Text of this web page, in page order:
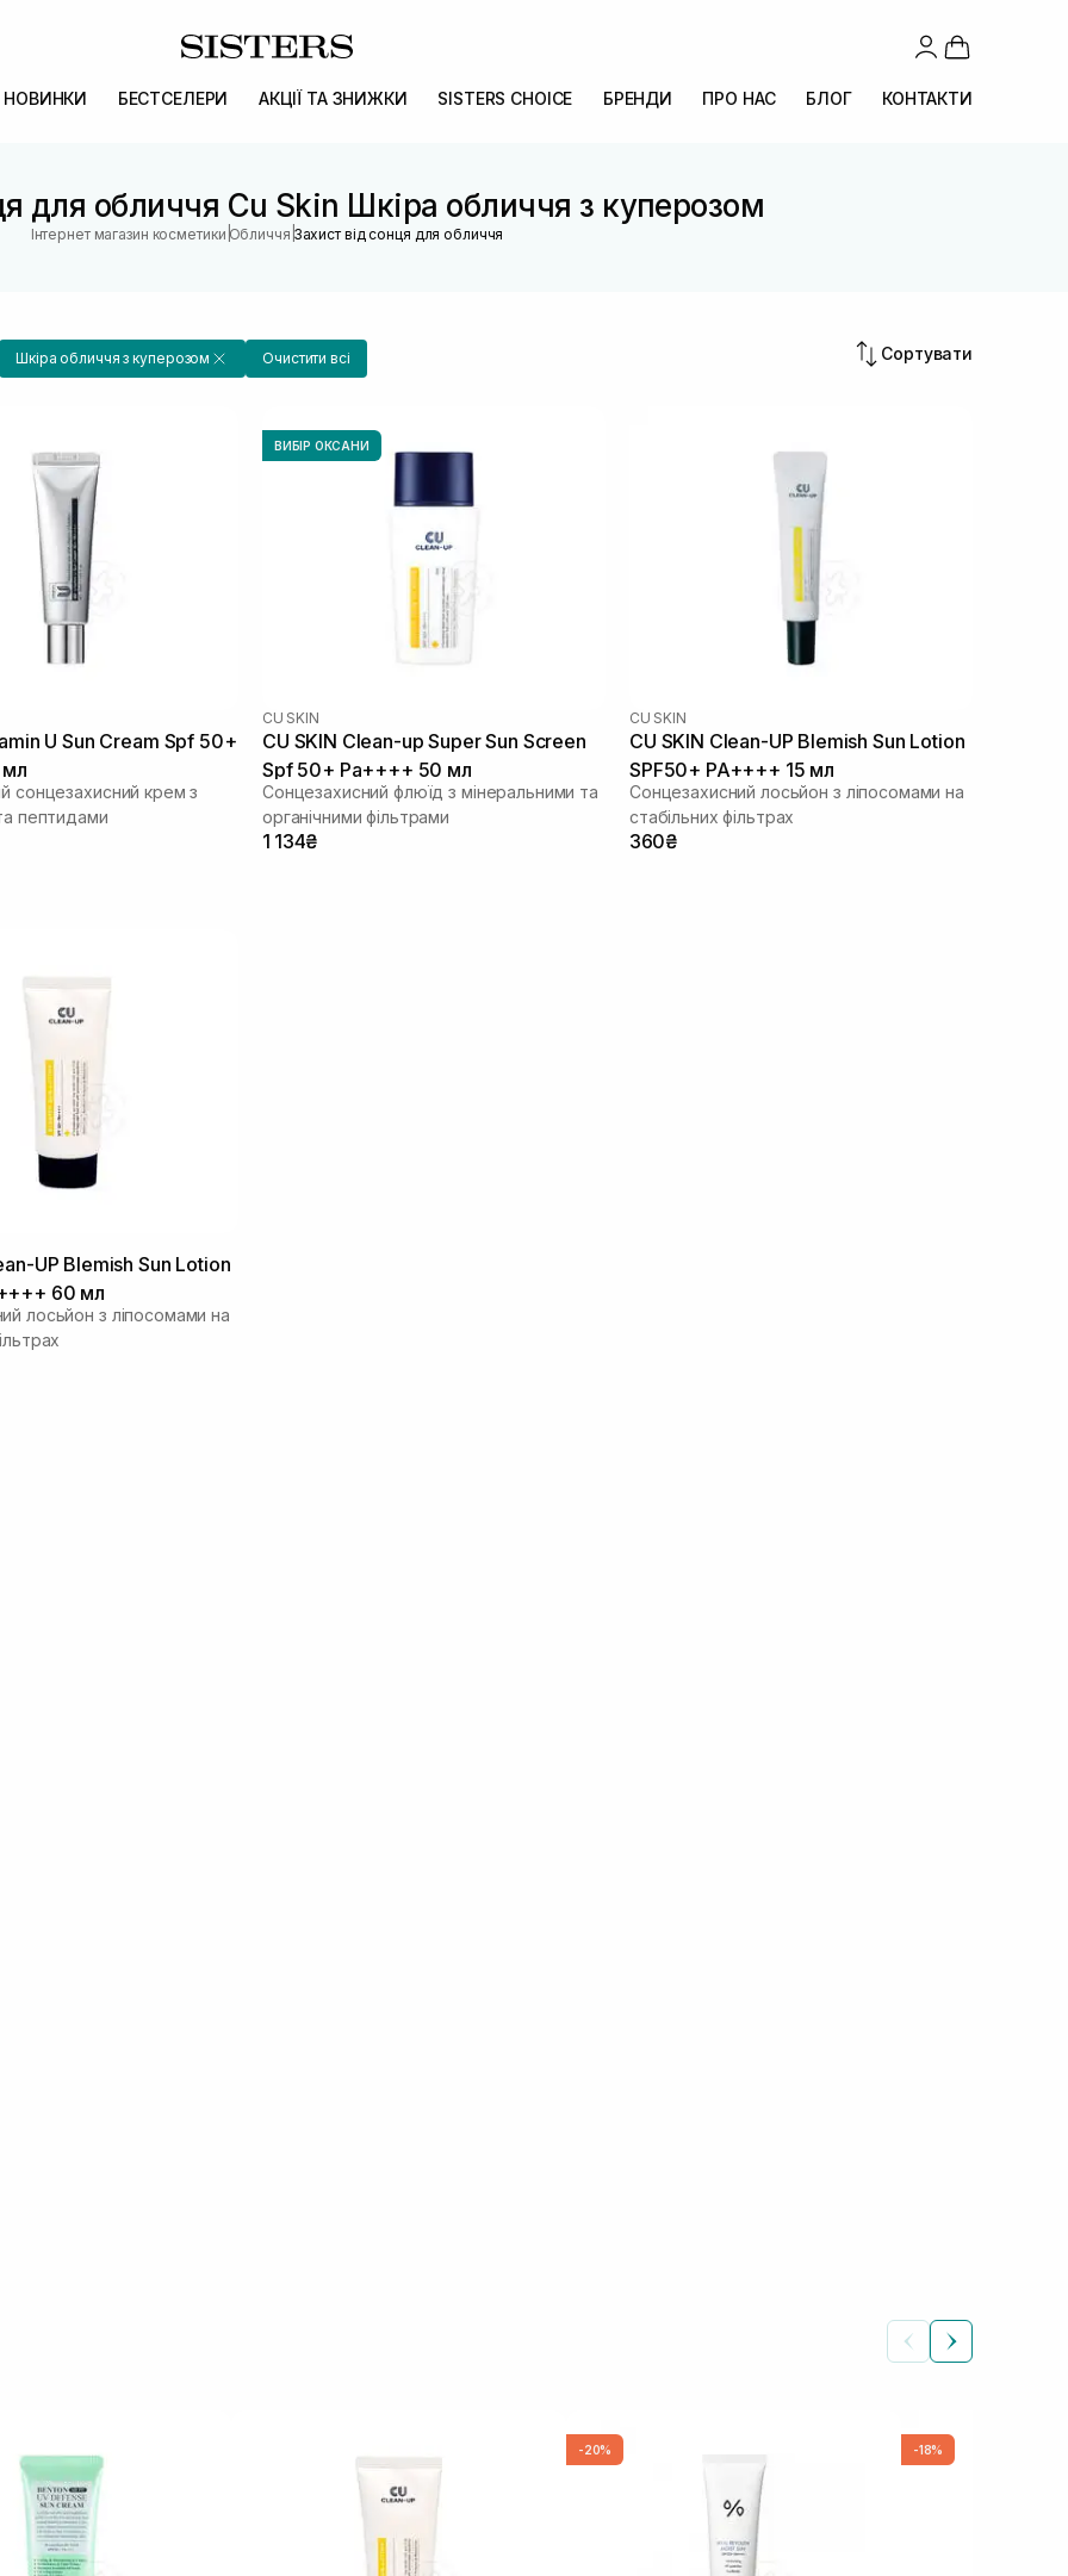
НОВИНКИ БЕСТСЕЛЕРИ АКЦІЇ ТА ЗНИЖКИ SISTERS CHOICE БРЕНДИ ПРО НАС БЛОГ КОНТАКТИ
для обличчя Cu Skin Шкіра обличчя з куперозом
Інтернет магазин косметики |Обличчя |Захист від сонця для обличчя
Шкіра обличчя з куперозом Очистити всі Сортувати
U Sun Cream Spf 50+
сонцезахисний крем з
пептидами
ВИБІР ОКСАНИ
CU SKIN
CU SKIN Clean-up Super Sun Screen
Spf 50+ Pa++++ 50 мл
Сонцезахисний флюїд з мінеральними та
органічними фільтрами
1 134₴
CU SKIN
CU SKIN Clean-UP Blemish Sun Lotion
SPF50+ PA++++ 15 мл
Сонцезахисний лосьйон з ліпосомами на
стабільних фільтрах
360₴
UP Blemish Sun Lotion
60 мл
лосьйон з ліпосомами на
-20% -18%